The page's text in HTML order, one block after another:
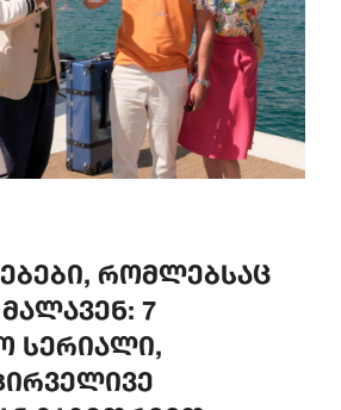
რომლებსაც
7
სერიალი,